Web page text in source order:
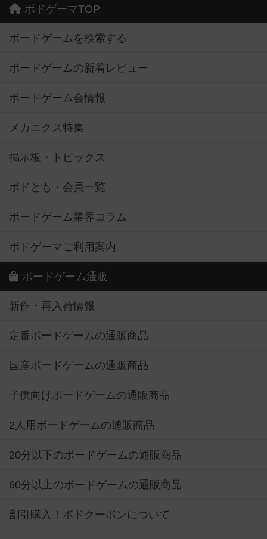
ボドゲーマTOP
ボードゲームを検索する
ボードゲームの新着レビュー
ボードゲーム会情報
メカニクス特集
掲示板・トピックス
ボドとも・会員一覧
ボードゲーム業界コラム
ボドゲーマご利用案内
ボードゲーム通販
新作・再入荷情報
定番ボードゲームの通販商品
国産ボードゲームの通販商品
子供向けボードゲームの通販商品
2人用ボードゲームの通販商品
20分以下のボードゲームの通販商品
60分以上のボードゲームの通販商品
割引購入！ボドクーポンについて